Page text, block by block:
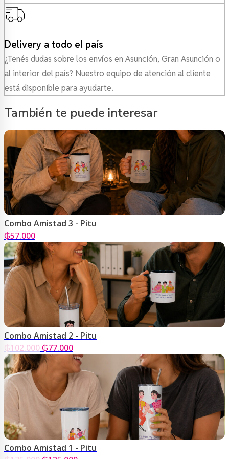
Delivery a todo el país
¿Tenés dudas sobre los envíos en Asunción, Gran Asunción o
al interior del país? Nuestro equipo de atención al cliente
está disponible para ayudarte.
También te puede interesar
Combo Amistad 3 - Pitu
₲57.000
Combo Amistad 2 - Pitu
₲102.000El
precio
original
era:
₲102.000.
₲77.000El
precio
actual
es:
₲77.000.
Combo Amistad 1 - Pitu